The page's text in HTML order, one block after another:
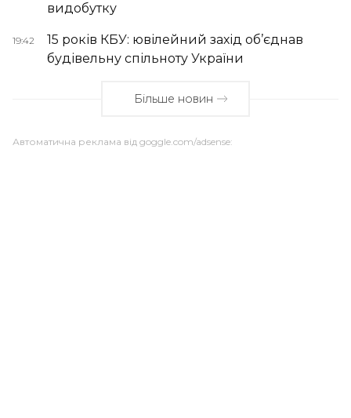
видобутку
19:42
15 років КБУ: ювілейний захід об’єднав
будівельну спільноту України
Більше новин
Автоматична реклама від goggle.com/adsense: